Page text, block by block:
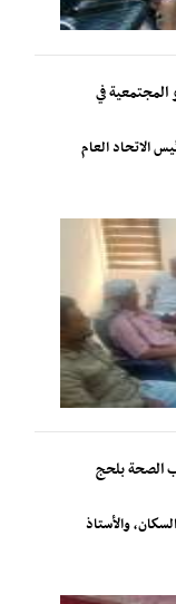
المجتمعية في
الاتحاد العام
الصحة بلحج
والأستاذ